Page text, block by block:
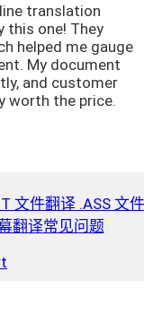
translation
this one! They
helped me gauge
My document
and customer
worth the price.
文件翻译 .ASS 文件
翻译常见问题